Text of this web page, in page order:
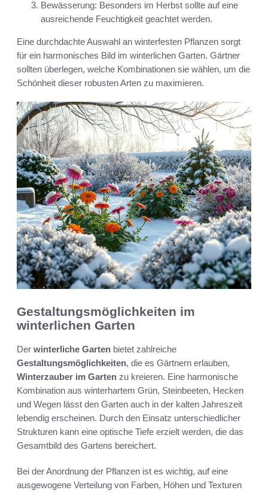
Bewässerung: Besonders im Herbst sollte auf eine
ausreichende Feuchtigkeit geachtet werden.
Eine durchdachte Auswahl an winterfesten Pflanzen sorgt
für ein harmonisches Bild im winterlichen Garten. Gärtner
sollten überlegen, welche Kombinationen sie wählen, um die
Schönheit dieser robusten Arten zu maximieren.
Gestaltungsmöglichkeiten im
winterlichen Garten
Der winterliche Garten bietet zahlreiche
Gestaltungsmöglichkeiten, die es Gärtnern erlauben,
Winterzauber im Garten zu kreieren. Eine harmonische
Kombination aus winterhartem Grün, Steinbeeten, Hecken
und Wegen lässt den Garten auch in der kalten Jahreszeit
lebendig erscheinen. Durch den Einsatz unterschiedlicher
Strukturen kann eine optische Tiefe erzielt werden, die das
Gesamtbild des Gartens bereichert.
Bei der Anordnung der Pflanzen ist es wichtig, auf eine
ausgewogene Verteilung von Farben, Höhen und Texturen